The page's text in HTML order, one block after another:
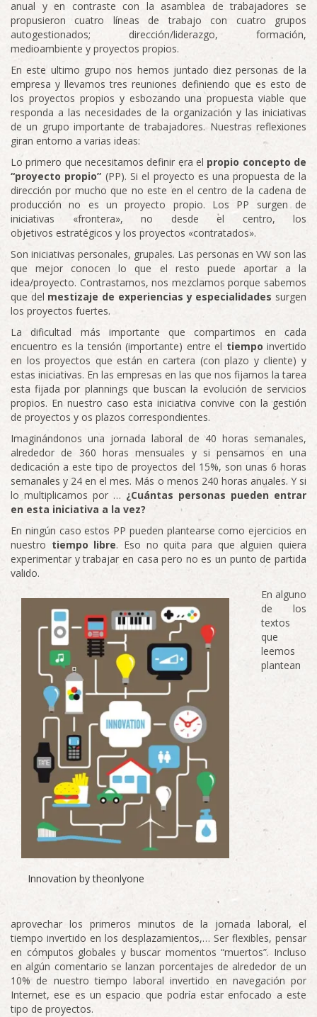
anual y en contraste con la asamblea de trabajadores se
propusieron cuatro líneas de trabajo con cuatro grupos
autogestionados; dirección/liderazgo, formación,
medioambiente y proyectos propios.
En este ultimo grupo nos hemos juntado diez personas de la
empresa y llevamos tres reuniones definiendo que es esto de
los proyectos propios y esbozando una propuesta viable que
responda a las necesidades de la organización y las iniciativas
de un grupo importante de trabajadores. Nuestras reflexiones
giran entorno a varias ideas:
Lo primero que necesitamos definir era el propio concepto de
“proyecto propio” (PP). Si el proyecto es una propuesta de la
dirección por mucho que no este en el centro de la cadena de
producción no es un proyecto propio. Los PP surgen de
iniciativas «frontera», no desde el centro, los
objetivos estratégicos y los proyectos «contratados».
Son iniciativas personales, grupales. Las personas en VW son las
que mejor conocen lo que el resto puede aportar a la
idea/proyecto. Contrastamos, nos mezclamos porque sabemos
que del mestizaje de experiencias y especialidades surgen
los proyectos fuertes.
La dificultad más importante que compartimos en cada
encuentro es la tensión (importante) entre el tiempo invertido
en los proyectos que están en cartera (con plazo y cliente) y
estas iniciativas. En las empresas en las que nos fijamos la tarea
esta fijada por plannings que buscan la evolución de servicios
propios. En nuestro caso esta iniciativa convive con la gestión
de proyectos y os plazos correspondientes.
Imaginándonos una jornada laboral de 40 horas semanales,
alrededor de 360 horas mensuales y si pensamos en una
dedicación a este tipo de proyectos del 15%, son unas 6 horas
semanales y 24 en el mes. Más o menos 240 horas anuales. Y si
lo multiplicamos por … ¿Cuántas personas pueden entrar
en esta iniciativa a la vez?
En ningún caso estos PP pueden plantearse como ejercicios en
nuestro tiempo libre. Eso no quita para que alguien quiera
experimentar y trabajar en casa pero no es un punto de partida
valido.
Innovation by theonlyone
En alguno
de los
textos
que
leemos
plantean
aprovechar los primeros minutos de la jornada laboral, el
tiempo invertido en los desplazamientos,… Ser flexibles, pensar
en cómputos globales y buscar momentos “muertos”. Incluso
en algún comentario se lanzan porcentajes de alrededor de un
10% de nuestro tiempo laboral invertido en navegación por
Internet, ese es un espacio que podría estar enfocado a este
tipo de proyectos.